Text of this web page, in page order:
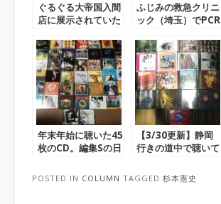
ぐるぐる大帝国入間
店に展示されていた
Sの日誌 2020年6月
ふじみの救急クリニ
ック（埼玉）でPCR
年末年始に聴いた45
枚のCD。編集Sの日
【3/30更新】静岡
行きの道中で聴いて
Sの日誌 2021年3月
POSTED IN COLUMN TAGGED 杉本憲史